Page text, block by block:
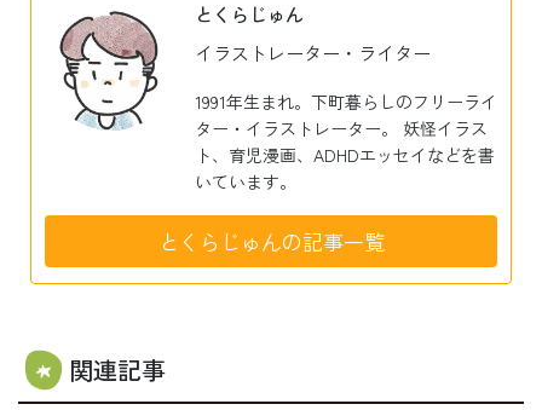
とくらじゅん
イラストレーター・ライター
1991年生まれ。下町暮らしのフリーライ
ター・イラストレーター。 妖怪イラス
ト、育児漫画、ADHDエッセイなどを書
いています。
とくらじゅんの記事一覧
関連記事